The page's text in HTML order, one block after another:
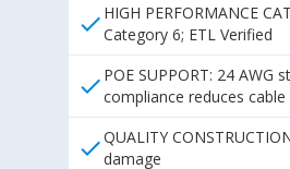
check HIGH PERFORMANCE
Category 6; ETL Verified
check POE SUPPORT: 24
compliance reduces
checkQUALITY
damage